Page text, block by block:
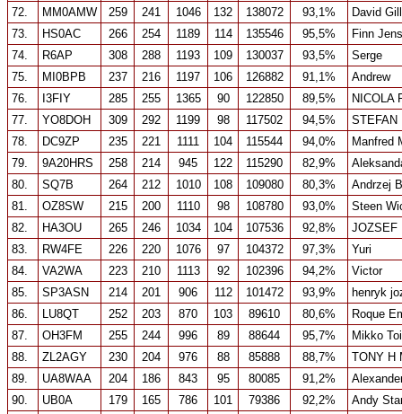
72.
MM0AMW 259 241 1046 132 138072 93,1%
David
73.
HS0AC 266 254 1189 114 135546 95,5%
Finn
74.
R6AP 308 288 1193 109 130037 93,5%
Serge
75.
MI0BPB 237 216 1197 106 126882 91,1%
Andrew
76.
I3FIY 285 255 1365 90 122850 89,5%
NICOLA
77.
YO8DOH 309 292 1199 98 117502 94,5%
STEFAN
78.
DC9ZP 235 221 1111 104 115544 94,0%
Manfred
79.
9A20HRS 258 214 945 122 115290 82,9%
80.
SQ7B 264 212 1010 108 109080 80,3%
Andrzej
81.
OZ8SW 215 200 1110 98 108780 93,0%
Steen
82.
HA3OU 265 246 1034 104 107536 92,8%
JOZSEF
83.
RW4FE 226 220 1076 97 104372 97,3%
Yuri
84.
VA2WA 223 210 1113 92 102396 94,2%
Victor
85.
SP3ASN 214 201 906 112 101472 93,9%
henryk
86.
LU8QT 252 203 870 103 89610 80,6%
Roque
87.
OH3FM 255 244 996 89 88644 95,7%
Mikko
88.
ZL2AGY 230 204 976 88 85888 88,7%
TONY H
89.
UA8WAA 204 186 843 95 80085 91,2%
90.
UB0A 179 165 786 101 79386 92,2%
Andy